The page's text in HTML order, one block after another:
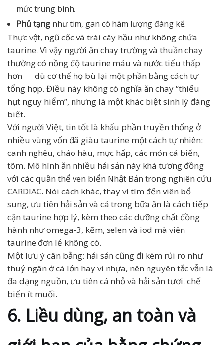
mức trung bình.
Phủ tạng như tim, gan có hàm lượng đáng kể.
Thực vật, ngũ cốc và trái cây hầu như không chứa
taurine. Vì vậy người ăn chay trường và thuần chay
thường có nồng độ taurine máu và nước tiểu thấp
hơn — dù cơ thể họ bù lại một phần bằng cách tự
tổng hợp. Điều này không có nghĩa ăn chay “thiếu
hụt nguy hiểm”, nhưng là một khác biệt sinh lý đáng
biết.
Với người Việt, tin tốt là khẩu phần truyền thống ở
nhiều vùng vốn đã giàu taurine một cách tự nhiên:
canh nghêu, cháo hàu, mực hấp, các món cá biển,
tôm. Mô hình ăn nhiều hải sản này khá tương đồng
với các quần thể ven biển Nhật Bản trong nghiên cứu
CARDIAC. Nói cách khác, thay vì tìm đến viên bổ
sung, ưu tiên hải sản và cá trong bữa ăn là cách tiếp
cận taurine hợp lý, kèm theo các dưỡng chất đồng
hành như omega-3, kẽm, selen và iod mà viên
taurine đơn lẻ không có.
Một lưu ý cân bằng: hải sản cũng đi kèm rủi ro như
thuỷ ngân ở cá lớn hay vi nhựa, nên nguyên tắc vẫn là
đa dạng nguồn, ưu tiên cá nhỏ và hải sản tươi, chế
biến ít muối.
6. Liều dùng, an toàn và